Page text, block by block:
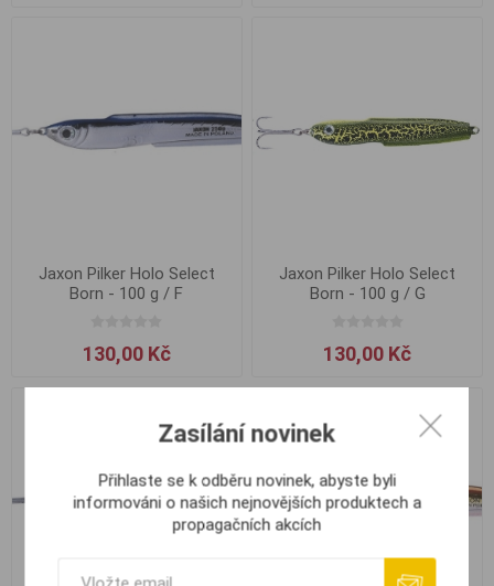
Jaxon Pilker Holo Select
Born - 100 g / F
130,00 Kč
Jaxon Pilker Holo Select
Born - 100 g / G
130,00 Kč
Zasílání novinek
Přihlaste se k odběru novinek, abyste byli
informováni o našich nejnovějších produktech a
propagačních akcích